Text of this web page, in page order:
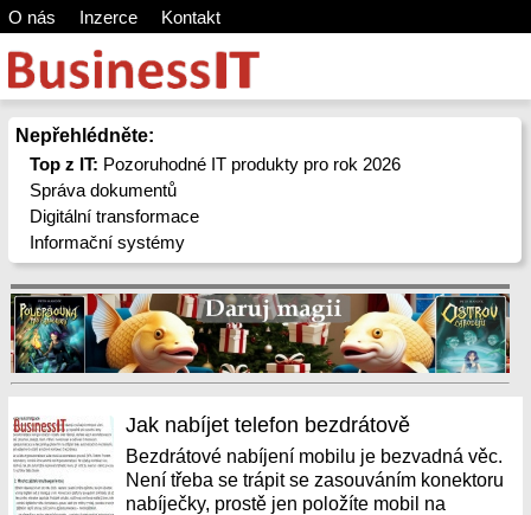
O nás Inzerce Kontakt
Nepřehlédněte:
Top z IT: Pozoruhodné IT produkty pro rok 2026
Správa dokumentů
Digitální transformace
Informační systémy
Jak nabíjet telefon bezdrátově
Bezdrátové nabíjení mobilu je bezvadná věc.
Není třeba se trápit se zasouváním konektoru
nabíječky, prostě jen položíte mobil na